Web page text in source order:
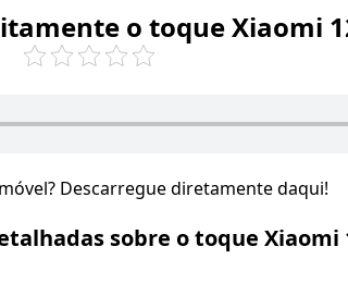
o toque Xiaomi
Descarregue diretamente daqui!
sobre o toque Xiaomi